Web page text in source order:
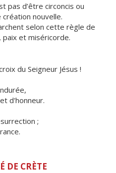
pas d’être circoncis ou
création nouvelle.
selon cette règle de
paix et miséricorde.
du Seigneur Jésus !
d'honneur.
;
DE CRÈTE